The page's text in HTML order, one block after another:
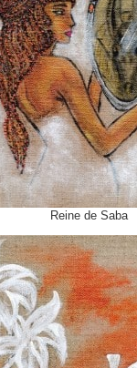
Reine de Saba